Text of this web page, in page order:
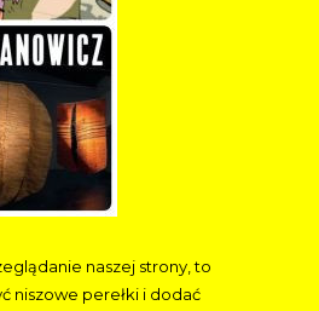
naszej strony, to
niszowe perełki i dodać